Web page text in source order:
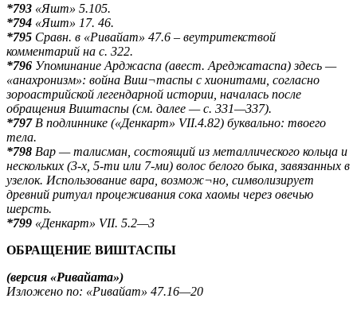
*793 «Яшт» 5.105.
*794 «Яшт» 17. 46.
*795 Сравн. в «Ривайат» 47.6 – веутритекствой
комментарий на с. 322.
*796 Упоминание Арджаспа (авест. Ареджатаспа) здесь —
«анахронизм»: война Виш¬таспы с хионитами, согласно
зороастрийской легендарной истории, началась после
обращения Виштаспы (см. далее — с. 331—337).
*797В подлиннике («Денкарт» VII.4.82) буквально: твоего
тела.
*798 Вар — талисман, состоящий из металлического кольца и
нескольких (3-х, 5-ти или 7-ми) волос белого быка, завязанных в
узелок. Использование вара, возмож¬но, символизирует
древний ритуал процеживания сока хаомы через овечью
шерсть.
*799 «Денкарт» VII. 5.2—3
ОБРАЩЕНИЕ ВИШТАСПЫ
(версия «Ривайата»)
Изложено по: «Ривайат» 47.16—20